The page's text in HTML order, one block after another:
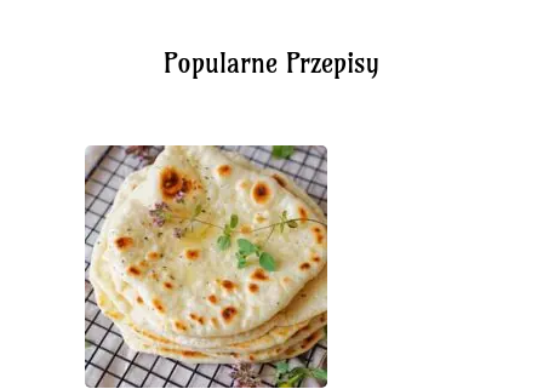
Popularne Przepisy